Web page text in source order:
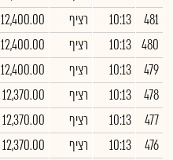
481
10:13 רציף 12,400.00
480
10:13 רציף 12,400.00
479
10:13 רציף 12,400.00
478
10:13 רציף 12,370.00
477
10:13 רציף 12,370.00
476
10:13 רציף 12,370.00